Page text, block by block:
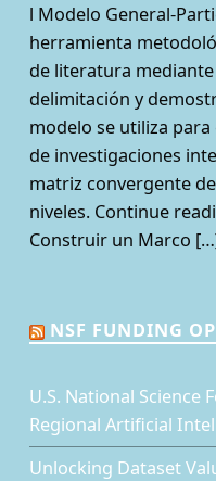
l Modelo General-
herramienta
de literatura
delimitación y
modelo se utiliza
de investigaciones
matriz convergente
niveles. Continue
Construir un Marco
NSF FUNDING
U.S. National Science
Regional Artificial
Unlocking Dataset